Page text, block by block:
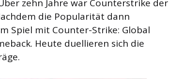
zehn Jahre war Counterstrike der
die Popularität dann
Spiel mit Counter-Strike: Global
Heute duellieren sich die